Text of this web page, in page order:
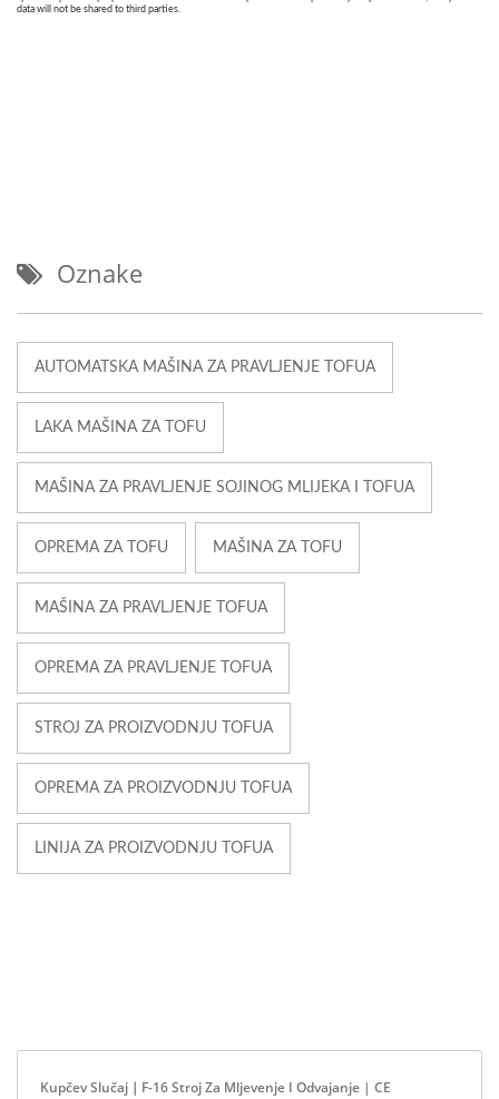
Oznake
AUTOMATSKA MAŠINA ZA PRAVLJENJE TOFUA
LAKA MAŠINA ZA TOFU
MAŠINA ZA PRAVLJENJE SOJINOG MLIJEKA I TOFUA
OPREMA ZA TOFU MAŠINA ZA TOFU
MAŠINA ZA PRAVLJENJE TOFUA
OPREMA ZA PRAVLJENJE TOFUA
STROJ ZA PROIZVODNJU TOFUA
OPREMA ZA PROIZVODNJU TOFUA
LINIJA ZA PROIZVODNJU TOFUA
Kupčev Slučaj｜F-16 Stroj Za Mljevenje I Odvajanje | CE